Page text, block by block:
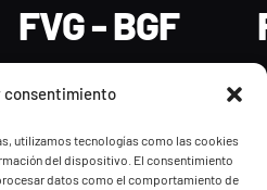
consentimiento
utilizamos tecnologías como las cookies
del dispositivo. El consentimiento
datos como el comportamiento de
FVG - BGF
Vizcaína de Golf